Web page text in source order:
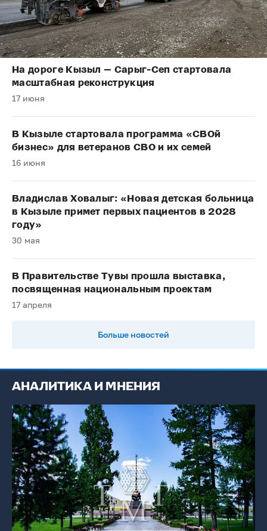
На дороге Кызыл — Сарыг-Сеп стартовала
масштабная реконструкция
17 июня
В Кызыле стартовала программа «СВОй
бизнес» для ветеранов СВО и их семей
16 июня
Владислав Ховалыг: «Новая детская больница
в Кызыле примет первых пациентов в 2028
году»
30 мая
В Правительстве Тувы прошла выставка,
посвященная национальным проектам
17 апреля
Больше новостей
АНАЛИТИКА И МНЕНИЯ